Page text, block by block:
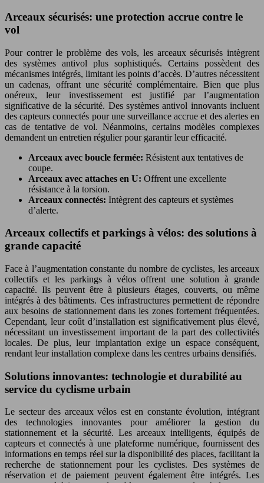
Arceaux sécurisés: une protection accrue contre le
vol
Pour contrer le problème des vols, les arceaux sécurisés intègrent
des systèmes antivol plus sophistiqués. Certains possèdent des
mécanismes intégrés, limitant les points d’accès. D’autres nécessitent
un cadenas, offrant une sécurité complémentaire. Bien que plus
onéreux, leur investissement est justifié par l’augmentation
significative de la sécurité. Des systèmes antivol innovants incluent
des capteurs connectés pour une surveillance accrue et des alertes en
cas de tentative de vol. Néanmoins, certains modèles complexes
demandent un entretien régulier pour garantir leur efficacité.
Arceaux avec boucle fermée: Résistent aux tentatives de
coupe.
Arceaux avec attaches en U: Offrent une excellente
résistance à la torsion.
Arceaux connectés: Intègrent des capteurs et systèmes
d’alerte.
Arceaux collectifs et parkings à vélos: des solutions à
grande capacité
Face à l’augmentation constante du nombre de cyclistes, les arceaux
collectifs et les parkings à vélos offrent une solution à grande
capacité. Ils peuvent être à plusieurs étages, couverts, ou même
intégrés à des bâtiments. Ces infrastructures permettent de répondre
aux besoins de stationnement dans les zones fortement fréquentées.
Cependant, leur coût d’installation est significativement plus élevé,
nécessitant un investissement important de la part des collectivités
locales. De plus, leur implantation exige un espace conséquent,
rendant leur installation complexe dans les centres urbains densifiés.
Solutions innovantes: technologie et durabilité au
service du cyclisme urbain
Le secteur des arceaux vélos est en constante évolution, intégrant
des technologies innovantes pour améliorer la gestion du
stationnement et la sécurité. Les arceaux intelligents, équipés de
capteurs et connectés à une plateforme numérique, fournissent des
informations en temps réel sur la disponibilité des places, facilitant la
recherche de stationnement pour les cyclistes. Des systèmes de
réservation et de paiement peuvent également être intégrés. Les